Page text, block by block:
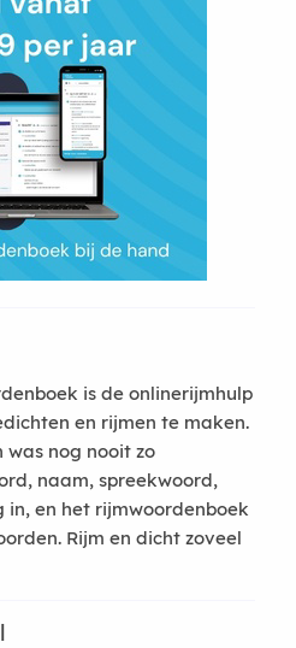
is de onlinerijmhulp
en rijmen te maken.
nog nooit zo
naam, spreekwoord,
en het rijmwoordenboek
Rijm en dicht zoveel